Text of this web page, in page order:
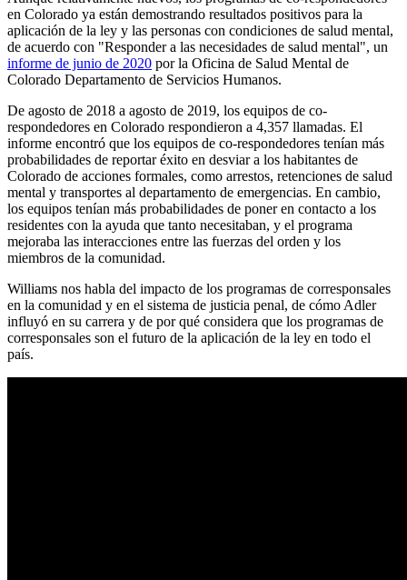
en Colorado ya están demostrando resultados positivos para la
aplicación de la ley y las personas con condiciones de salud mental,
de acuerdo con "Responder a las necesidades de salud mental", un
informe de junio de 2020 por la Oficina de Salud Mental de
Colorado Departamento de Servicios Humanos.
De agosto de 2018 a agosto de 2019, los equipos de co-
respondedores en Colorado respondieron a 4,357 llamadas. El
informe encontró que los equipos de co-respondedores tenían más
probabilidades de reportar éxito en desviar a los habitantes de
Colorado de acciones formales, como arrestos, retenciones de salud
mental y transportes al departamento de emergencias. En cambio,
los equipos tenían más probabilidades de poner en contacto a los
residentes con la ayuda que tanto necesitaban, y el programa
mejoraba las interacciones entre las fuerzas del orden y los
miembros de la comunidad.
Williams nos habla del impacto de los programas de corresponsales
en la comunidad y en el sistema de justicia penal, de cómo Adler
influyó en su carrera y de por qué considera que los programas de
corresponsales son el futuro de la aplicación de la ley en todo el
país.